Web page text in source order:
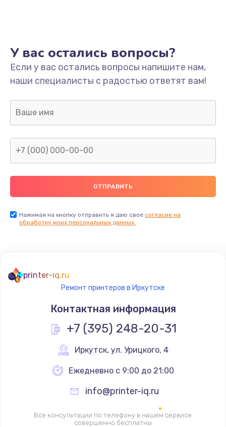
Переполнен абсорбер
300 руб.
Заказать
Не видит бумагу
550 руб.
Заказать
Грязная печать
350 руб.
Заказать
Ремонт механики сканирующей головки
Ремонт инвертора лампы подсветки
1350 руб.
У вас остались вопросы?
Если у вас остались вопросы напишите нам,
наши специалисты с радостью ответят вам!
Нажимая на кнопку отправить я даю свое согласие на
обработку моих персональных данных.
printer-iq.ru
Ремонт принтеров в Иркутске
Контактная информация
+7 (395) 248-20-31
Иркутск, ул. Урицкого, 4
Ежедневно с 9:00 до 21:00
info@printer-iq.ru
Все консультации по телефону в нашем сервисе
совершенно бесплатны